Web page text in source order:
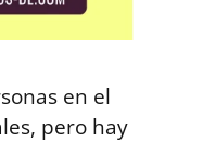
en el
pero hay